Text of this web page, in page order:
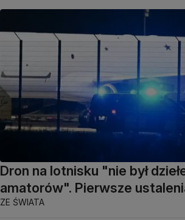
Dron na lotnisku "nie był
amatorów". Pierwsze
ZE ŚWIATA